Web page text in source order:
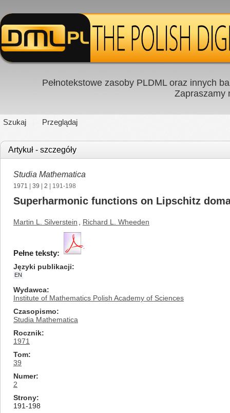
Pełnotekstowe zasoby PLDML oraz innych
Zapraszamy
Szukaj Przeglądaj
Artykuł - szczegóły
Studia Mathematica
1971 39 2 | 191-198
Superharmonic functions on Lipschitz
Martin L. Silverstein Richard L. Wheeden
Pełne teksty:
Języki publikacji
EN
Wydawca
Institute of Mathematics Polish Academy of Sciences
Czasopismo
Studia Mathematica
Rocznik
1971
Tom
39
Numer
2
Strony
191-198